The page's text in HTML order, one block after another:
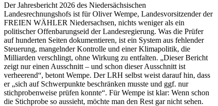
Der Jahresbericht 2026 des Niedersächsischen
Landesrechnungshofs ist für Oliver Wempe, Landesvorsitzender der
FREIEN WÄHLER Niedersachsen, nichts weniger als ein
politischer Offenbarungseid der Landesregierung. Was die Prüfer
auf hunderten Seiten dokumentieren, ist ein System aus fehlender
Steuerung, mangelnder Kontrolle und einer Klimapolitik, die
Milliarden verschlingt, ohne Wirkung zu entfalten. „Dieser Bericht
zeigt nur einen Ausschnitt – und schon dieser Ausschnitt ist
verheerend“, betont Wempe. Der LRH selbst weist darauf hin, dass
er „sich auf Schwerpunkte beschränken musste und ggf. nur
stichprobenweise prüfen konnte“. Für Wempe ist klar: Wenn schon
die Stichprobe so aussieht, möchte man den Rest gar nicht sehen.